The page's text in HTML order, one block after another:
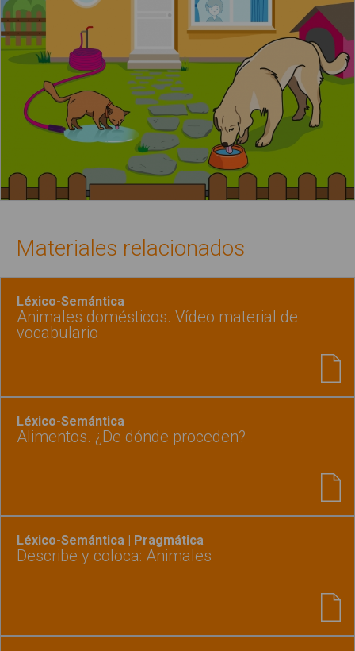
Materiales relacionados
Léxico-Semántica
Animales domésticos. Vídeo material de
vocabulario
Léxico-Semántica
Alimentos. ¿De dónde proceden?
Léxico-Semántica | Pragmática
Describe y coloca: Animales